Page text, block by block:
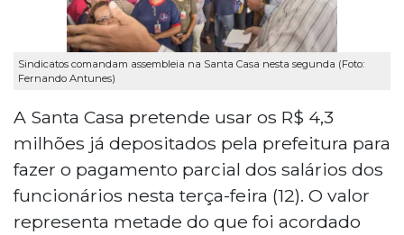
Sindicatos comandam assembleia na Santa Casa nesta segunda (Foto:
Fernando Antunes)
A Santa Casa pretende usar os R$ 4,3
milhões já depositados pela prefeitura para
fazer o pagamento parcial dos salários dos
funcionários nesta terça-feira (12). O valor
representa metade do que foi acordado